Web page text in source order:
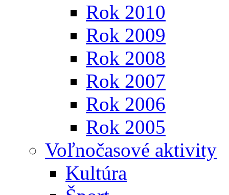
Rok 2010
Rok 2009
Rok 2008
Rok 2007
Rok 2006
Rok 2005
Voľnočasové aktivity
Kultúra